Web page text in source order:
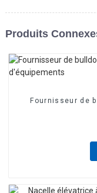
Produits
Fournisseur de